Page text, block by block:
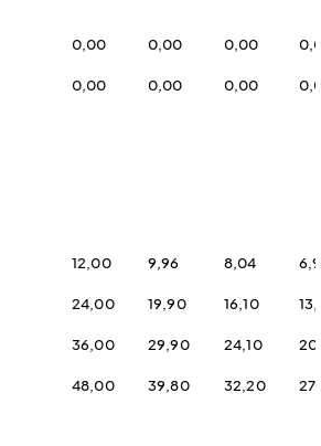
0,00 0,00 0,00
0,00 0,00 0,00
12,00 9,96 8,04
24,00 19,90 16,10
36,00 29,90 24,10
48,00 39,80 32,20